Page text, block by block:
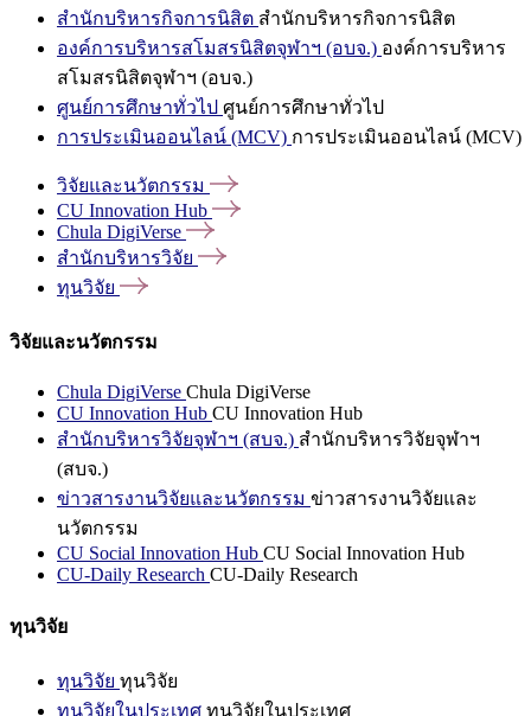
สำนักบริหารกิจการนิสิต สำนักบริหารกิจการนิสิต
องค์การบริหารสโมสรนิสิตจุฬาฯ (อบจ.) องค์การบริหาร
สโมสรนิสิตจุฬาฯ (อบจ.)
ศูนย์การศึกษาทั่วไป ศูนย์การศึกษาทั่วไป
การประเมินออนไลน์ (MCV) การประเมินออนไลน์ (MCV)
วิจัยและนวัตกรรม
CU Innovation Hub
Chula DigiVerse
สำนักบริหารวิจัย
ทุนวิจัย
วิจัยและนวัตกรรม
Chula DigiVerse Chula DigiVerse
CU Innovation Hub CU Innovation Hub
สำนักบริหารวิจัยจุฬาฯ (สบจ.) สำนักบริหารวิจัยจุฬาฯ
(สบจ.)
ข่าวสารงานวิจัยและนวัตกรรม ข่าวสารงานวิจัยและ
นวัตกรรม
CU Social Innovation Hub CU Social Innovation Hub
CU-Daily Research CU-Daily Research
ทุนวิจัย
ทุนวิจัย ทุนวิจัย
ทุนวิจัยในประเทศ ทุนวิจัยในประเทศ